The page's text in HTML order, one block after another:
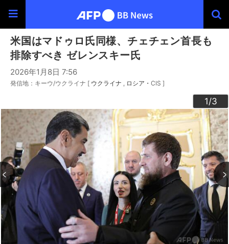
米国はマドゥロ氏同様、チェチェン首長も
排除すべき ゼレンスキー氏
2026年1月8日 7:56
発信地：キーウ/ウクライナ [ ウクライナ ロシア・CIS ]
1/3
2/3
3/3